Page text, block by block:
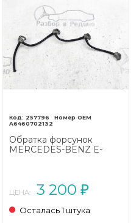
257796
A6460702132
Обратка форсунок
MERCEDES-BENZ E-
ЦЕНА: 3 200 ₽
Осталась 1 штука